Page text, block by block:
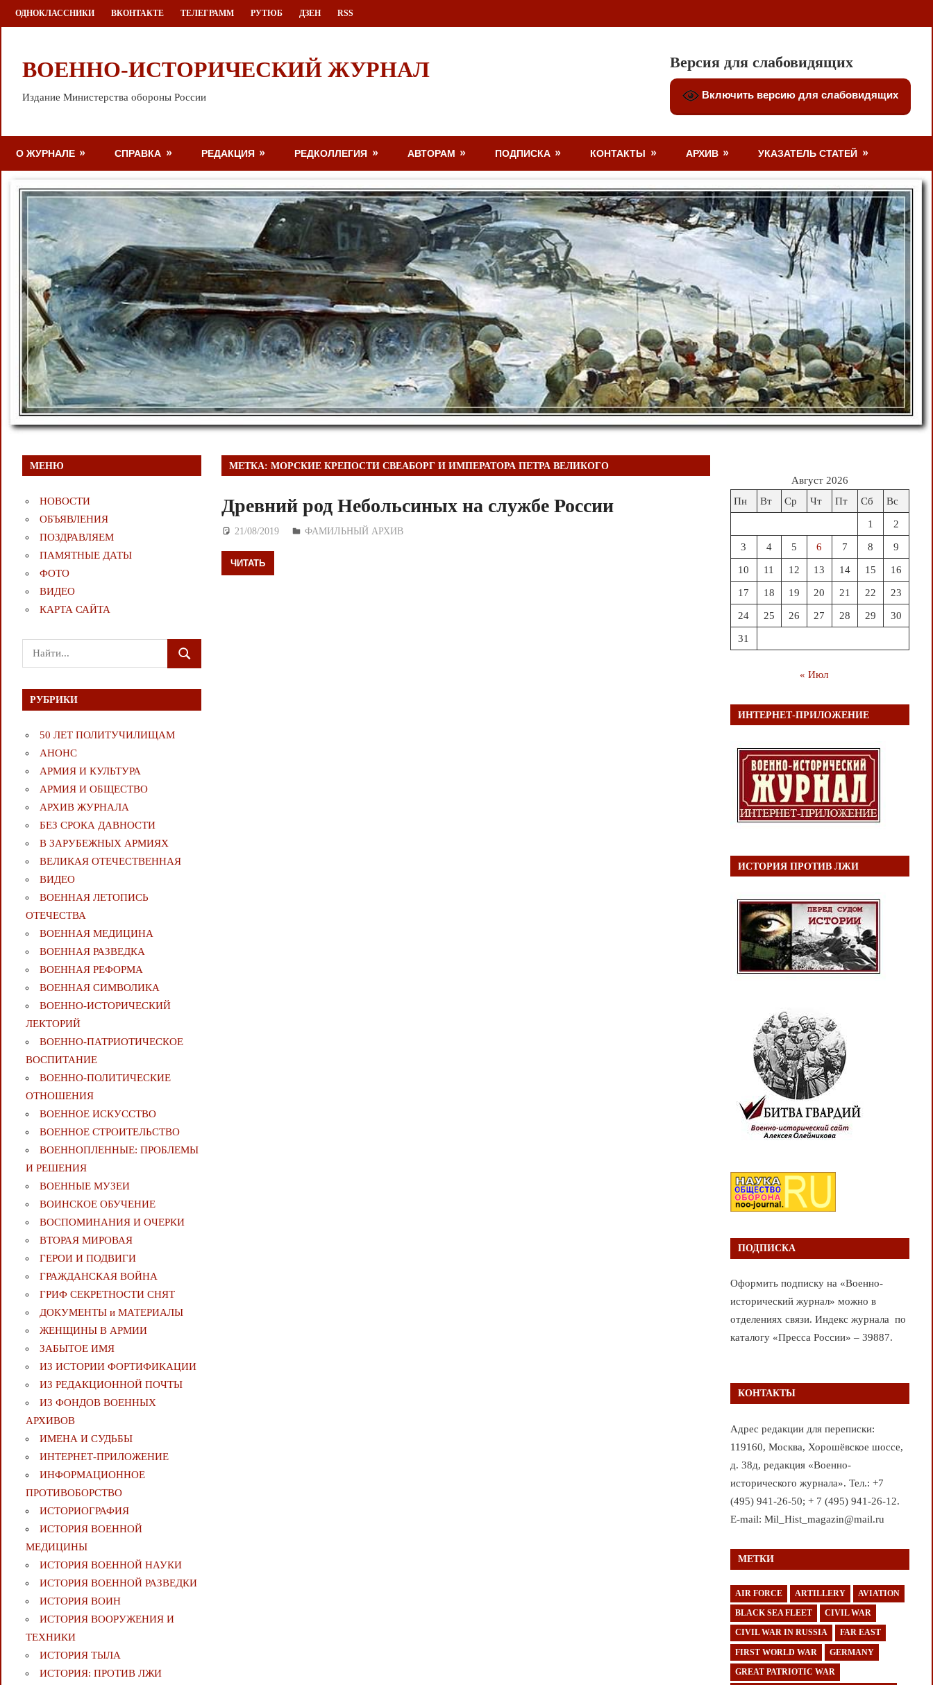
Перейти
к
ОДНОКЛАССНИКИ ВКОНТАКТЕ ТЕЛЕГРАММ РУТЮБ ДЗЕН RSS
ВОЕННО-ИСТОРИЧЕСКИЙ ЖУРНАЛ
Издание Министерства обороны России
Версия для слабовидящих
Включить версию для слабовидящих
О ЖУРНАЛЕ СПРАВКА РЕДАКЦИЯ РЕДКОЛЛЕГИЯ АВТОРАМ ПОДПИСКА КОНТАКТЫ АРХИВ УКАЗАТЕЛЬ СТАТЕЙ
МЕТКА:МОРСКИЕ КРЕПОСТИ СВЕАБОРГ И ИМПЕРАТОРА ПЕТРА ВЕЛИКОГО
Древний род Небольсиных на службе России
21/08/2019 Дежурный по Редакции
ФАМИЛЬНЫЙ АРХИВ
ЧИТАТЬ
МЕНЮ
НОВОСТИ
ОБЪЯВЛЕНИЯ
ПОЗДРАВЛЯЕМ
ПАМЯТНЫЕ ДАТЫ
ФОТО
ВИДЕО
КАРТА САЙТА
Поиск
для:
ПОИСК
РУБРИКИ
50 ЛЕТ ПОЛИТУЧИЛИЩАМ
АНОНС
АРМИЯ И КУЛЬТУРА
АРМИЯ И ОБЩЕСТВО
АРХИВ ЖУРНАЛА
БЕЗ СРОКА ДАВНОСТИ
В ЗАРУБЕЖНЫХ АРМИЯХ
ВЕЛИКАЯ ОТЕЧЕСТВЕННАЯ
ВИДЕО
ВОЕННАЯ ЛЕТОПИСЬ
ОТЕЧЕСТВА
ВОЕННАЯ МЕДИЦИНА
ВОЕННАЯ РАЗВЕДКА
ВОЕННАЯ РЕФОРМА
ВОЕННАЯ СИМВОЛИКА
ВОЕННО-ИСТОРИЧЕСКИЙ
ЛЕКТОРИЙ
ВОЕННО-ПАТРИОТИЧЕСКОЕ
ВОСПИТАНИЕ
ВОЕННО-ПОЛИТИЧЕСКИE
ОТНОШЕНИЯ
ВОЕННОЕ ИСКУССТВО
ВОЕННОЕ СТРОИТЕЛЬСТВО
ВОЕННОПЛЕННЫЕ: ПРОБЛЕМЫ
И РЕШЕНИЯ
ВОЕННЫЕ МУЗЕИ
ВОИНСКОЕ ОБУЧЕНИЕ
ВОСПОМИНАНИЯ И ОЧЕРКИ
ВТОРАЯ МИРОВАЯ
ГЕРОИ И ПОДВИГИ
ГРАЖДАНСКАЯ ВОЙНА
ГРИФ СЕКРЕТНОСТИ СНЯТ
ДОКУМЕНТЫ и МАТЕРИАЛЫ
ЖЕНЩИНЫ В АРМИИ
ЗАБЫТОЕ ИМЯ
ИЗ ИСТОРИИ ФОРТИФИКАЦИИ
ИЗ РЕДАКЦИОННОЙ ПОЧТЫ
ИЗ ФОНДОВ ВОЕННЫХ
АРХИВОВ
ИМЕНА И СУДЬБЫ
ИНТЕРНЕТ-ПРИЛОЖЕНИЕ
ИНФОРМАЦИОННОЕ
ПРОТИВОБОРСТВО
ИСТОРИОГРАФИЯ
ИСТОРИЯ ВОЕННОЙ
МЕДИЦИНЫ
ИСТОРИЯ ВОЕННОЙ НАУКИ
ИСТОРИЯ ВОЕННОЙ РАЗВЕДКИ
ИСТОРИЯ ВОИН
ИСТОРИЯ ВООРУЖЕНИЯ И
ТЕХНИКИ
ИСТОРИЯ ТЫЛА
ИСТОРИЯ: ПРОТИВ ЛЖИ
Август 2026
Пн
Вт Ср Чт Пт Сб Вс
1 2
3 4 5 6 7 8 9
10 11 12 13 14 15 16
17 18 19 20 21 22 23
24 25 26 27 28 29 30
31
« Июл
ИНТЕРНЕТ-ПРИЛОЖЕНИЕ
ИСТОРИЯ ПРОТИВ ЛЖИ
ПОДПИСКА
Оформить подписку на «Военно-
исторический журнал» можно в
отделениях связи. Индекс журнала по
каталогу «Пресса России» – 39887.
КОНТАКТЫ
Адрес редакции для переписки:
119160, Москва, Хорошёвское шоссе,
д. 38д, редакция «Военно-
исторического журнала». Тел.: +7
(495) 941-26-50; + 7 (495) 941-26-12.
E-mail: Mil_Hist_magazin@mail.ru
МЕТКИ
AIR FORCE ARTILLERY AVIATION
BLACK SEA FLEET CIVIL WAR
CIVIL WAR IN RUSSIA FAR EAST
FIRST WORLD WAR GERMANY
GREAT PATRIOTIC WAR